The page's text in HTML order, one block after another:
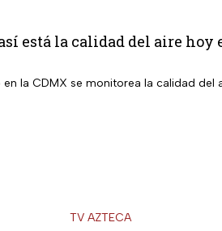
está la calidad del aire hoy
la CDMX se monitorea la calidad del
TV AZTECA